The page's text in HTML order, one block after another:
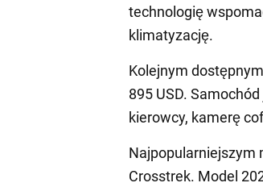
technologię
klimatyzację.
Kolejnym
895 USD.
kierowcy, kamerę
Najpopularniejszym
Crosstrek. Model